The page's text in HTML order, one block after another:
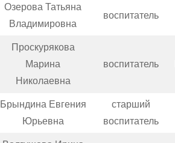
Озерова Татьяна
Владимировна
воспитатель
Проскурякова
Марина
Николаевна
воспитатель
Брындина Евгения
Юрьевна
старший
воспитатель